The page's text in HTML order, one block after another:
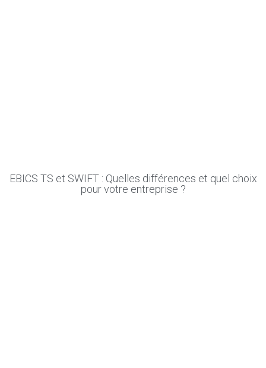
EBICS TS et SWIFT : Quelles différences et quel choix
pour votre entreprise ?